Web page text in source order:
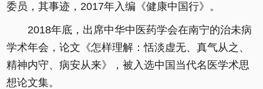
委员，其事迹，2017年入编《健康中国行》。
2018年底，出席中华中医药学会在南宁的治未病
学术年会，论文《怎样理解：恬淡虚无、真气从之、
精神内守、病安从来》，被入选中国当代名医学术思
想论文集。